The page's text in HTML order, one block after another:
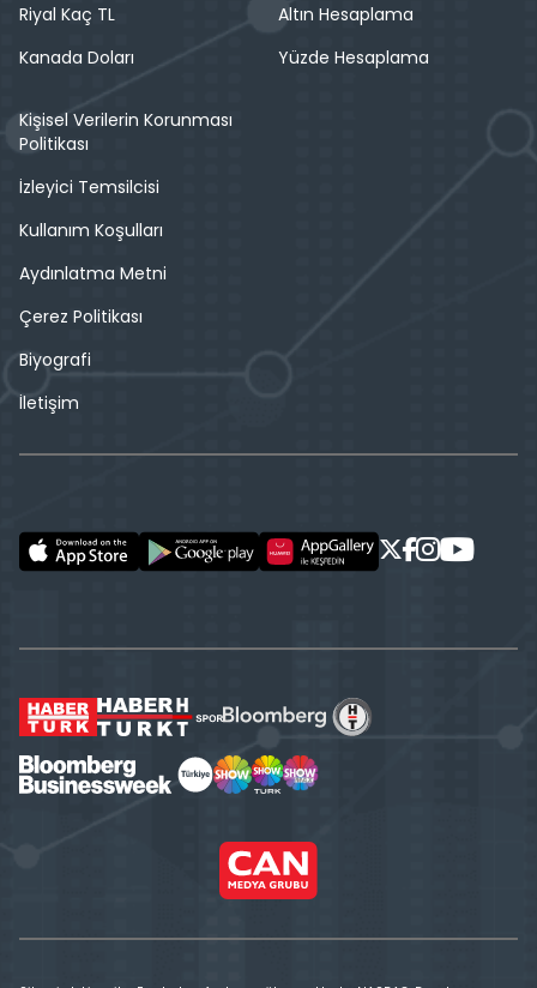
Riyal Kaç TL
Kanada Doları
Altın Hesaplama
Yüzde Hesaplama
Kişisel Verilerin Korunması
Politikası
İzleyici Temsilcisi
Kullanım Koşulları
Aydınlatma Metni
Çerez Politikası
Biyografi
İletişim